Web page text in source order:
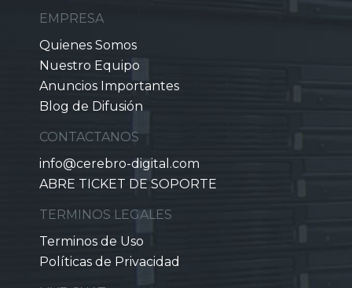
EMPRESA
Quienes Somos
Nuestro Equipo
Anuncios Importantes
Blog de Difusión
CONTACTANOS
info@cerebro-digital.com
ABRE TICKET DE SOPORTE
TERMINOS LEGALES
Terminos de Uso
Políticas de Privacidad